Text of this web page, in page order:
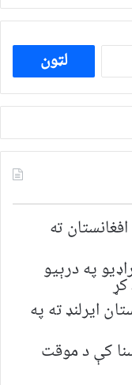
ددی
لپاره
لټون:
کډوال افغانستان ته
په درېیو
ایرلنډ ته په
کې د موقت